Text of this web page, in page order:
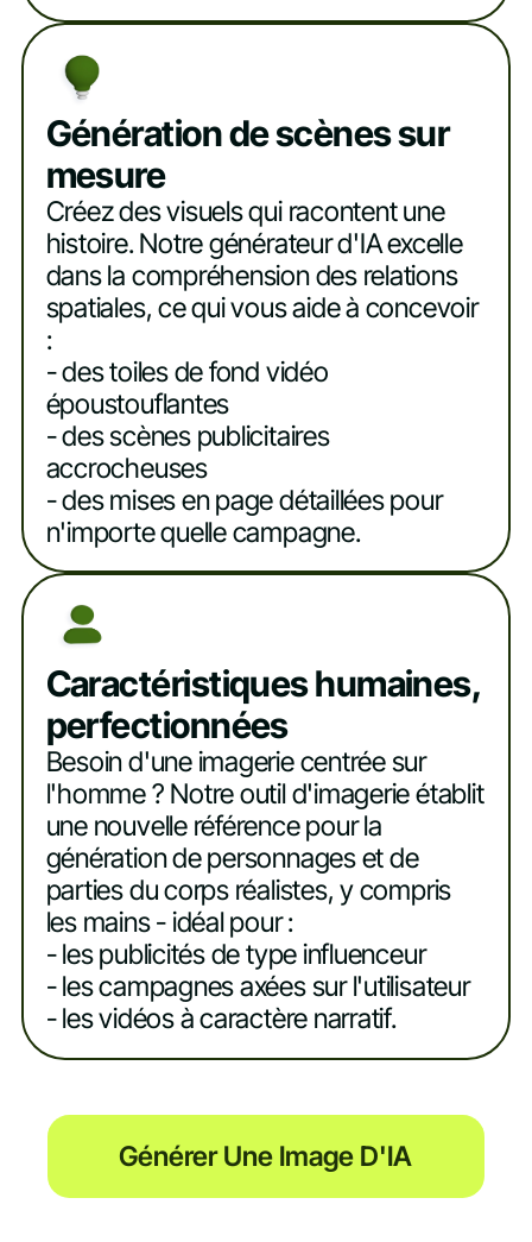
Génération de scènes sur
mesure
Créez des visuels qui racontent une
histoire. Notre générateur d'IA excelle
dans la compréhension des relations
spatiales, ce qui vous aide à concevoir
:
- des toiles de fond vidéo
époustouflantes
- des scènes publicitaires
accrocheuses
- des mises en page détaillées pour
n'importe quelle campagne.
Caractéristiques humaines,
perfectionnées
Besoin d'une imagerie centrée sur
l'homme ? Notre outil d'imagerie établit
une nouvelle référence pour la
génération de personnages et de
parties du corps réalistes, y compris
les mains - idéal pour :
- les publicités de type influenceur
- les campagnes axées sur l'utilisateur
- les vidéos à caractère narratif.
Générer Une Image D'IA